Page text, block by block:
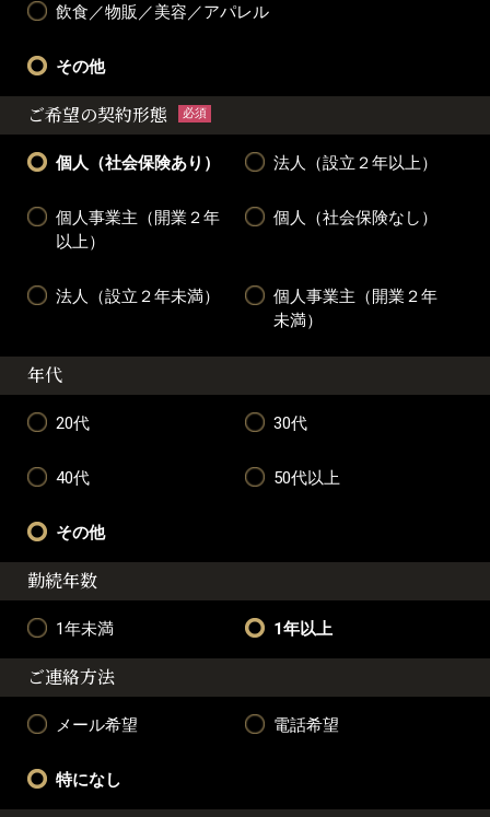
飲食／物販／美容／アパレル
その他
ご希望の契約形態 必須
個人（社会保険あり） 法人（設立２年以上）
個人事業主（開業２年
以上）
個人（社会保険なし）
法人（設立２年未満）
個人事業主（開業２年
未満）
年代
20代 30代
40代 50代以上
その他
勤続年数
1年未満 1年以上
ご連絡方法
メール希望 電話希望
特になし